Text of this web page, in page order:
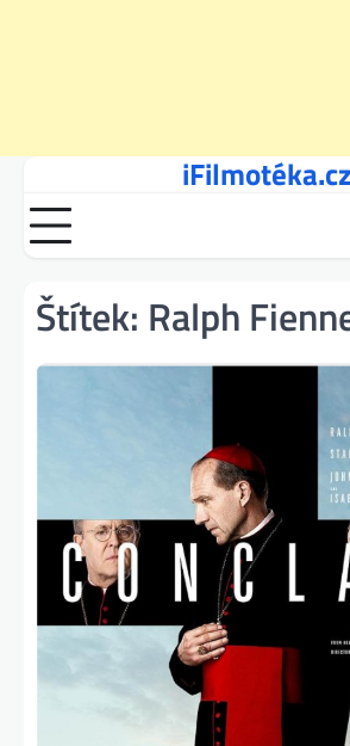
content
iFilmotéka.cz
Štítek: Ralph